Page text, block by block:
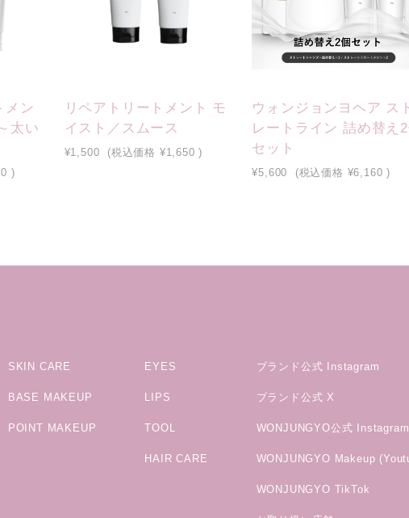
メン
太い
)
リペアトリートメント モ
イスト／スムース
¥1,500 (税込価格 ¥1,650 )
ウォンジョンヨヘア ス
レートライン 詰め替え2
セット
¥5,600 (税込価格 ¥6,160 )
SKIN CARE
BASE MAKEUP
POINT MAKEUP
EYES
LIPS
TOOL
HAIR CARE
ブランド公式 Instagram
ブランド公式 X
WONJUNGYO公式 Instagram
WONJUNGYO Makeup
WONJUNGYO TikTok